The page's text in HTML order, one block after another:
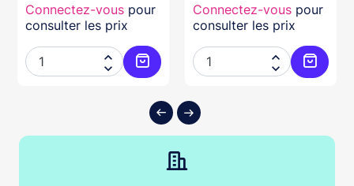
au panier
Connectez-vous pour
consulter les prix


Ajouter au panier
Connectez-vous pour
consulter les prix

